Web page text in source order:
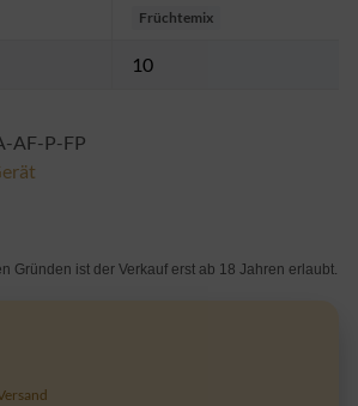
Früchtemix
10
AF-P-FP
Gründen ist der Verkauf erst ab 18 Jahren erlaubt.